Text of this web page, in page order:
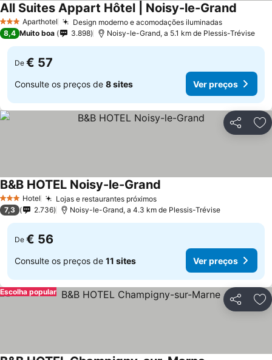
3 EstrelasAparthotel Design moderno e acomodações iluminadas
All Suites Appart Hôtel | Noisy-le-Grand
8,4 Muito boa 3.898 Noisy-le-Grand, a 5.1 km de Plessis-Trévise
De € 57
Consulte os preços de 8 sites Ver preços
Partilhar
3 EstrelasHotel Lojas e restaurantes próximos
B&B HOTEL Noisy-le-Grand
7,3 2.736 Noisy-le-Grand, a 4.3 km de Plessis-Trévise
De € 56
Consulte os preços de 11 sites Ver preços
Partilhar
Escolha popular